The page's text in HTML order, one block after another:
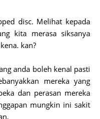
disc. Melihat kepada
kita merasa siksanya
kan?
anda boleh kenal pasti
mereka yang
dan perasan mereka
mungkin ini sakit